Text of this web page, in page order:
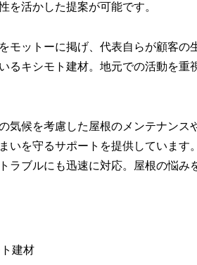
を活かした提案が可能です。
モットーに掲げ、代表自らが顧客
るキシモト建材。地元での活動を
気候を考慮した屋根のメンテナン
いを守るサポートを提供していま
ラブルにも迅速に対応。屋根の悩み
建材